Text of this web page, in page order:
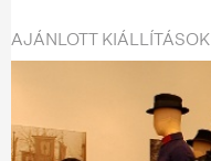
AJÁNLOTT KIÁLLÍTÁSOK